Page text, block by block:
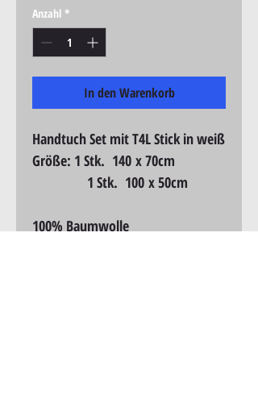
Milligramm
Anzahl *
In den Warenkorb
Handtuch Set mit T4L Stick in weiß
Größe: 1 Stk.  140 x 70cm
1 Stk.  100 x 50cm
100% Baumwolle